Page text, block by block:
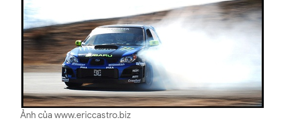
Ảnh của www.ericcastro.biz